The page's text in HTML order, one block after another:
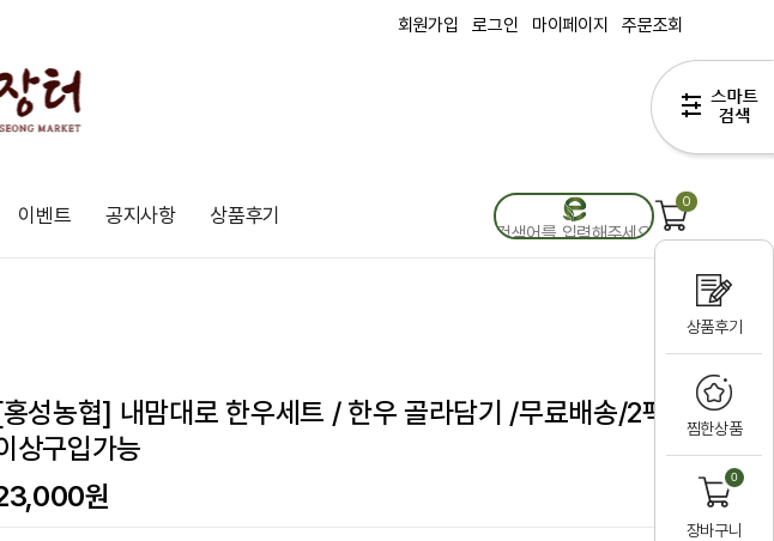
상품후기
찜한상품
0
장바구니
회원가입 로그인 마이페이지 주문조회
이벤트 공지사항 상품후기
0
성농협] 내맘대로 한우세트 / 한우 골라담기 /무료배송/2팩
상구입가능
원